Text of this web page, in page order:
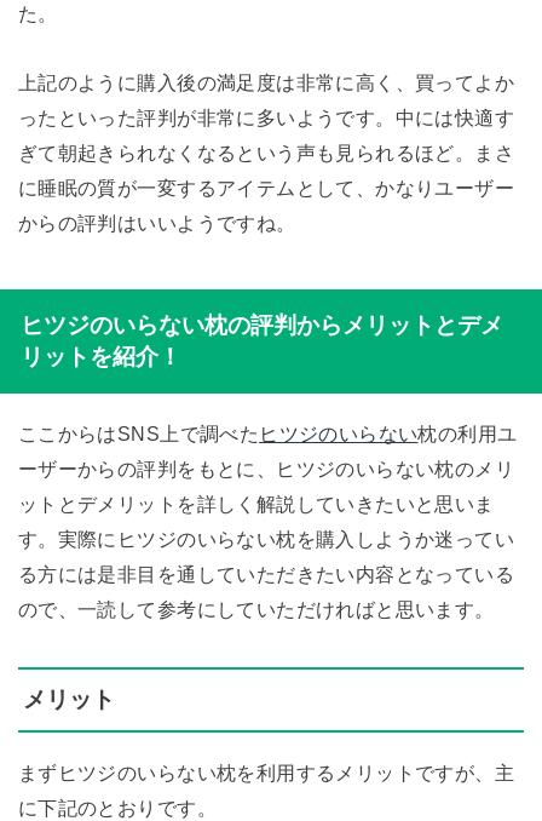
た。
上記のように購入後の満足度は非常に高く、買ってよか
ったといった評判が非常に多いようです。中には快適す
ぎて朝起きられなくなるという声も見られるほど。まさ
に睡眠の質が一変するアイテムとして、かなりユーザー
からの評判はいいようですね。
ヒツジのいらない枕の評判からメリットとデメ
リットを紹介！
ここからはSNS上で調べた ヒツジのいらない枕の利用ユ
ーザーからの評判をもとに、ヒツジのいらない枕のメリ
ットとデメリットを詳しく解説していきたいと思いま
す。実際にヒツジのいらない枕を購入しようか迷ってい
る方には是非目を通していただきたい内容となっている
ので、一読して参考にしていただければと思います。
メリット
まずヒツジのいらない枕を利用するメリットですが、主
に下記のとおりです。